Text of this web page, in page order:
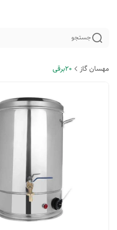
جستجو
مهسان گاز 20برقی